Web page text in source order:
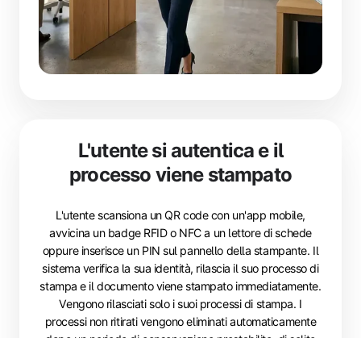
L'utente si autentica e il
processo viene stampato
L'utente scansiona un QR code con un'app mobile,
avvicina un badge RFID o NFC a un lettore di schede
oppure inserisce un PIN sul pannello della stampante. Il
sistema verifica la sua identità, rilascia il suo processo di
stampa e il documento viene stampato immediatamente.
Vengono rilasciati solo i suoi processi di stampa. I
processi non ritirati vengono eliminati automaticamente